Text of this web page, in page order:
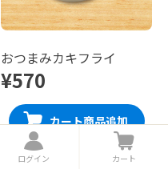
おつまみカキフライ
¥570
カート商品追加
ロ
グ
ログイン
カ
ー
カート